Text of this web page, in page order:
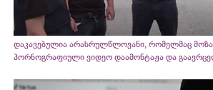
დაკავებულია არასრულწლოვანი, რომელმაც
პორნოგრაფიული ვიდეო დაამონტაჟა და